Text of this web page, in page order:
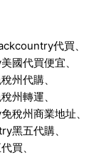
代買、
美國代買便宜、
州代購、
州轉運、
免稅州商業地址、
黑五代購、
買、